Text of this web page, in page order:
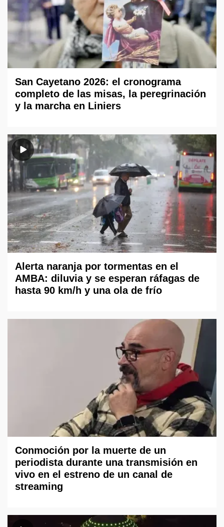
San Cayetano 2026: el cronograma
completo de las misas, la peregrinación
y la marcha en Liniers
Alerta naranja por tormentas en el
AMBA: diluvia y se esperan ráfagas de
hasta 90 km/h y una ola de frío
Conmoción por la muerte de un
periodista durante una transmisión en
vivo en el estreno de un canal de
streaming